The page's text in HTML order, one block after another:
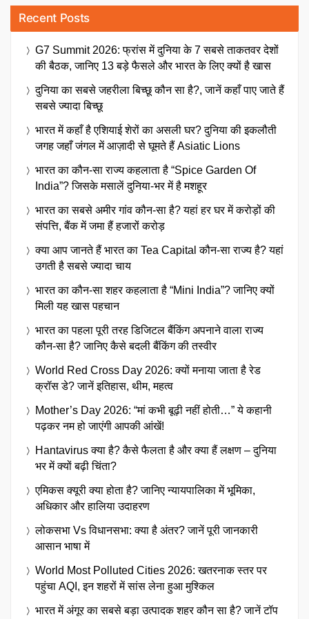
Recent Posts
G7 Summit 2026: फ्रांस में दुनिया के 7 सबसे ताकतवर देशों
की बैठक, जानिए 13 बड़े फैसले और भारत के लिए क्यों है खास
दुनिया का सबसे जहरीला बिच्छू कौन सा है?, जानें कहाँ पाए जाते हैं
सबसे ज्यादा बिच्छू
भारत में कहाँ है एशियाई शेरों का असली घर? दुनिया की इकलौती
जगह जहाँ जंगल में आज़ादी से घूमते हैं Asiatic Lions
भारत का कौन-सा राज्य कहलाता है “Spice Garden Of
India”? जिसके मसालें दुनिया-भर में है मशहूर
भारत का सबसे अमीर गांव कौन-सा है? यहां हर घर में करोड़ों की
संपत्ति, बैंक में जमा हैं हजारों करोड़
क्या आप जानते हैं भारत का Tea Capital कौन-सा राज्य है? यहां
उगती है सबसे ज्यादा चाय
भारत का कौन-सा शहर कहलाता है “Mini India”? जानिए क्यों
मिली यह खास पहचान
भारत का पहला पूरी तरह डिजिटल बैंकिंग अपनाने वाला राज्य
कौन-सा है? जानिए कैसे बदली बैंकिंग की तस्वीर
World Red Cross Day 2026: क्यों मनाया जाता है रेड
क्रॉस डे? जानें इतिहास, थीम, महत्व
Mother’s Day 2026: “मां कभी बूढ़ी नहीं होती…” ये कहानी
पढ़कर नम हो जाएंगी आपकी आंखें!
Hantavirus क्या है? कैसे फैलता है और क्या हैं लक्षण – दुनिया
भर में क्यों बढ़ी चिंता?
एमिकस क्यूरी क्या होता है? जानिए न्यायपालिका में भूमिका,
अधिकार और हालिया उदाहरण
लोकसभा Vs विधानसभा: क्या है अंतर? जानें पूरी जानकारी
आसान भाषा में
World Most Polluted Cities 2026: खतरनाक स्तर पर
पहुंचा AQI, इन शहरों में सांस लेना हुआ मुश्किल
भारत में अंगूर का सबसे बड़ा उत्पादक शहर कौन सा है? जानें टॉप